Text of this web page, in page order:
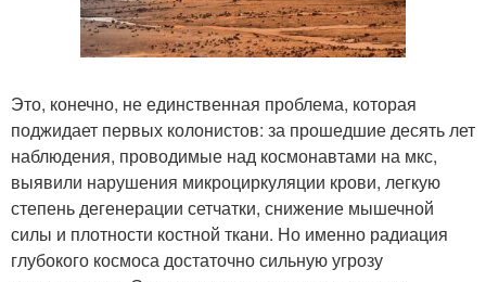
Это, конечно, не единственная проблема, которая
поджидает первых колонистов: за прошедшие десять лет
наблюдения, проводимые над космонавтами на мкс,
выявили нарушения микроциркуляции крови, легкую
степень дегенерации сетчатки, снижение мышечной
силы и плотности костной ткани. Но именно радиация
глубокого космоса достаточно сильную угрозу